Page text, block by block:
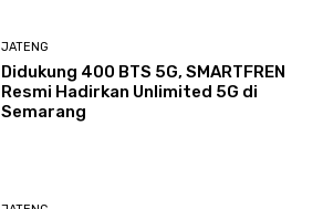
JATENG
Didukung 400 BTS 5G, SMARTFREN
Resmi Hadirkan Unlimited 5G di
Semarang